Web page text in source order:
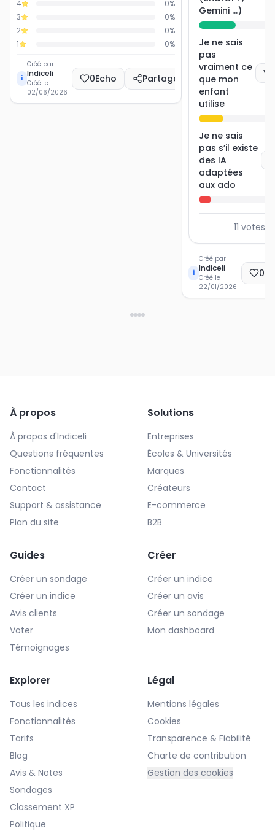
4 0%
3
0%
2
0%
1
0%
i
Créé par
Indiceli
Créé le
02/06/2026
0Echo Partager
Gemini ...)
Je ne sais
pas
vraiment ce
que mon
enfant
utilise
Je ne sais
pas s’il existe
des IA
adaptées
aux ado
11 votes
i
Créé par
Indiceli
Créé le
22/01/2026
0
À propos
À propos d'Indiceli
Questions fréquentes
Fonctionnalités
Contact
Support & assistance
Plan du site
Solutions
Entreprises
Écoles & Universités
Marques
Créateurs
E-commerce
B2B
Guides
Créer un sondage
Créer un indice
Avis clients
Voter
Témoignages
Créer
Créer un indice
Créer un avis
Créer un sondage
Mon dashboard
Explorer
Tous les indices
Fonctionnalités
Tarifs
Blog
Avis & Notes
Sondages
Classement XP
Politique
Légal
Mentions légales
Cookies
Transparence & Fiabilité
Charte de contribution
Gestion des cookies